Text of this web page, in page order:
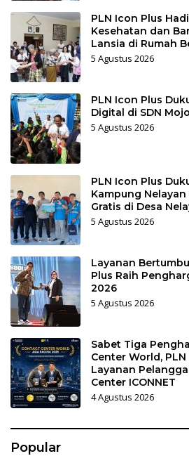
PLN Icon Plus
Kesehatan dan
Lansia di Rumah
5 Agustus 2026
PLN Icon Plus
Digital di SDN
5 Agustus 2026
PLN Icon Plus
Kampung
Gratis di Desa
5 Agustus 2026
Layanan
Plus Raih
2026
5 Agustus 2026
Sabet Tiga
Center World,
Layanan
Center ICONNET
4 Agustus 2026
Popular